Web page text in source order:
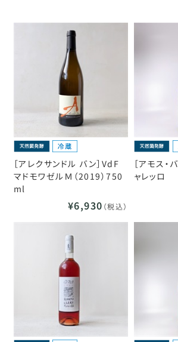
［アレクサンドル バン］VdF
マドモワゼルＭ（2019）750
ml
¥6,930 （税込）
［アモス・
ャレッロ